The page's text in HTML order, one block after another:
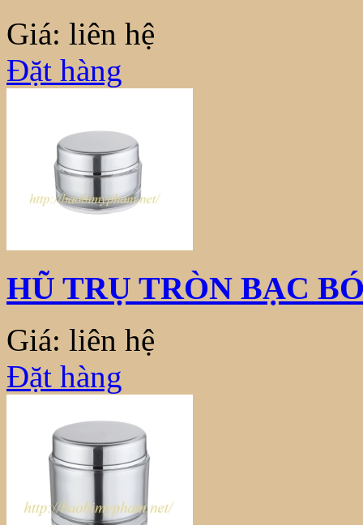
Giá: liên hệ
Đặt hàng
HŨ TRỤ TRÒN BẠC
Giá: liên hệ
Đặt hàng